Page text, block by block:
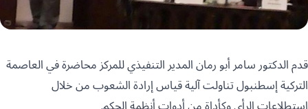
قدم الدكتور سامر أبو رمان المدير التنفيذي للمركز محاضرة في العاصمة
التركية إسطنبول تناولت آلية قياس إرادة الشعوب من خلال
استطلاعات الرأي وكأداة من أدوات أنظمة الحكم.